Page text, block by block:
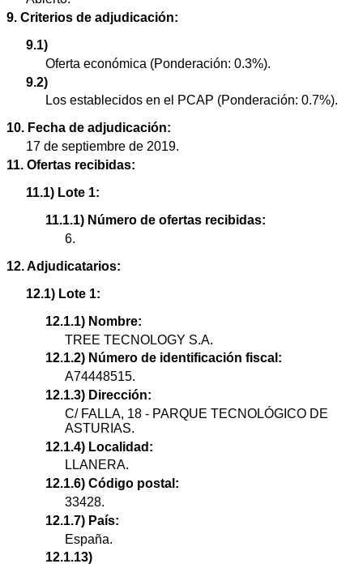
9. Criterios de adjudicación:
9.1)
Oferta económica (Ponderación: 0.3%).
9.2)
Los establecidos en el PCAP (Ponderación: 0.7%).
10. Fecha de adjudicación:
17 de septiembre de 2019.
11. Ofertas recibidas:
11.1) Lote 1:
11.1.1) Número de ofertas recibidas:
6.
12. Adjudicatarios:
12.1) Lote 1:
12.1.1) Nombre:
TREE TECNOLOGY S.A.
12.1.2) Número de identificación fiscal:
A74448515.
12.1.3) Dirección:
C/ FALLA, 18 - PARQUE TECNOLÓGICO DE
ASTURIAS.
12.1.4) Localidad:
LLANERA.
12.1.6) Código postal:
33428.
12.1.7) País:
España.
12.1.13)